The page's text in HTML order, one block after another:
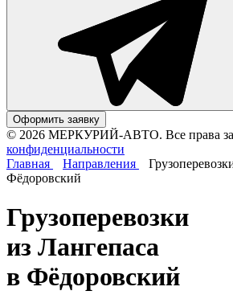
Оформить заявку
© 2026 МЕРКУРИЙ-АВТО. Все права
конфиденциальности
Главная
Направления
Фёдоровский
Грузоперевозки
из Лангепаса
в Фёдоровский